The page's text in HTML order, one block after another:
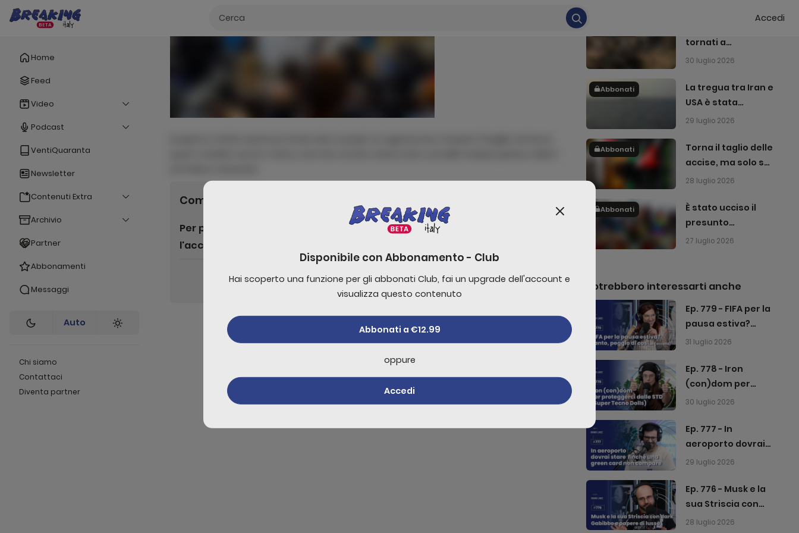
Accedi
Home
Feed
Video
Podcast
VentiQuaranta
Newsletter
Contenuti Extra
Archivio
Partner
Abbonamenti
Messaggi
Auto
Chi siamo
Contattaci
Diventa partner
Commenti
Per poter lasciare un commento è necessario effettuare
l'accesso
Livello non sufficente per visualizzare il contenuto
tornati a
bombardare l'Iran
30 luglio 2026
Abbonati
La tregua tra Iran e
USA è stata
interrotta
29 luglio 2026
Abbonati
Torna il taglio delle
accise, ma solo sul
gasolio
28 luglio 2026
Abbonati
È stato ucciso il
presunto
attentatore del
27 luglio 2026
Potrebbero interessarti anche
Ep. 779 - FIFA per la
pausa estiva?
Tanto, peggio di
31 luglio 2026
Ep. 778 - Iron
(con)dom per
proteggerci dalle
Dolls)
30 luglio 2026
Ep. 777 - In
aeroporto dovrai
stare finché una
compare
29 luglio 2026
Ep. 776 - Musk e la
sua Striscia con
dark Gabibbo e
28 luglio 2026
Disponibile con Abbonamento - Club
Hai scoperto una funzione per gli abbonati Club, fai un upgrade dell'account e
visualizza questo contenuto
Abbonati a €12.99
oppure
Accedi